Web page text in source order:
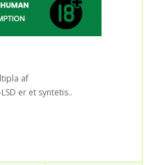
af
er et syntetis..